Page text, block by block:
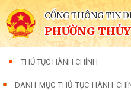
CỔNG THÔNG TIN
PHƯỜNG
THỦ TỤC HÀNH CHÍNH
DANH MỤC THỦ TỤC HÀNH